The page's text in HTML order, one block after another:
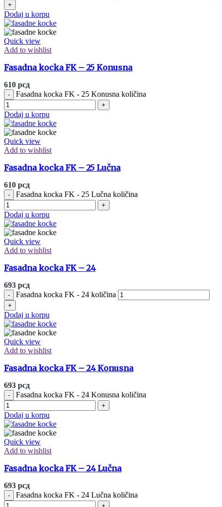
Dodaj u korpu
Quick view
Add to wishlist
Fasadna kocka FK – 25 Konusna
610 рсд
Fasadna kocka FK - 25 Konusna količina
Dodaj u korpu
Quick view
Add to wishlist
Fasadna kocka FK – 25 Lučna
610 рсд
Fasadna kocka FK - 25 Lučna količina
Dodaj u korpu
Quick view
Add to wishlist
Fasadna kocka FK – 24
693 рсд
Fasadna kocka FK - 24 količina
Dodaj u korpu
Quick view
Add to wishlist
Fasadna kocka FK – 24 Konusna
693 рсд
Fasadna kocka FK - 24 Konusna količina
Dodaj u korpu
Quick view
Add to wishlist
Fasadna kocka FK – 24 Lučna
693 рсд
Fasadna kocka FK - 24 Lučna količina